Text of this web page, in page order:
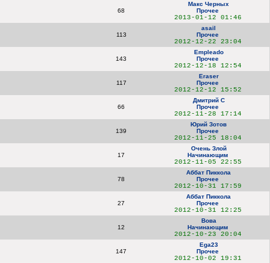
68
Макс Черных
Прочее
2013-01-12 01:46
113
asail
Прочее
2012-12-22 23:04
143
Empleado
Прочее
2012-12-18 12:54
117
Eraser
Прочее
2012-12-12 15:52
66
Дмитрий С
Прочее
2012-11-28 17:14
139
Юрий Зотов
Прочее
2012-11-25 18:04
17
Очень Злой
Начинающим
2012-11-05 22:55
78
Аббат Пиккола
Прочее
2012-10-31 17:59
27
Аббат Пиккола
Прочее
2012-10-31 12:25
12
Вова
Начинающим
2012-10-23 20:04
147
Ega23
Прочее
2012-10-02 19:31